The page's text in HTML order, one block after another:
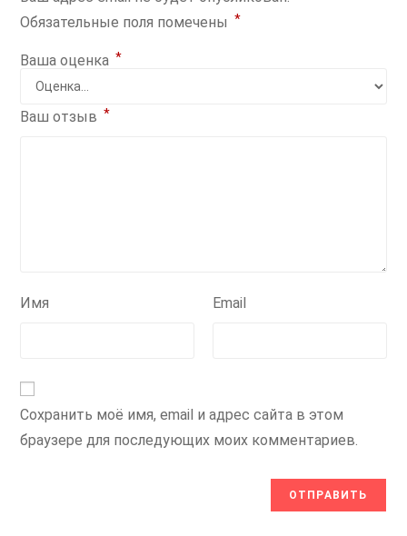
Обязательные поля помечены *
Ваша оценка *
Ваш отзыв *
Имя Email
Сохранить моё имя, email и адрес сайта в этом
браузере для последующих моих комментариев.